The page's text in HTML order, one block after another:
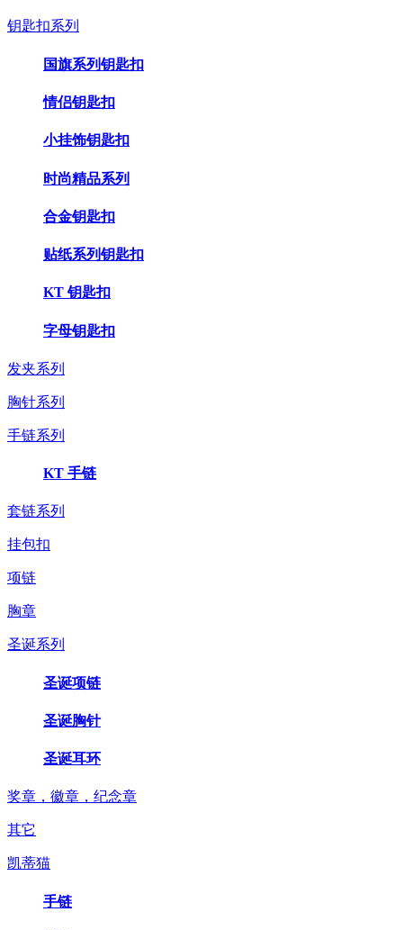
钥匙扣系列
国旗系列钥匙扣
情侣钥匙扣
小挂饰钥匙扣
时尚精品系列
合金钥匙扣
贴纸系列钥匙扣
KT 钥匙扣
字母钥匙扣
发夹系列
胸针系列
手链系列
KT 手链
套链系列
挂包扣
项链
胸章
圣诞系列
圣诞项链
圣诞胸针
圣诞耳环
奖章，徽章，纪念章
其它
凯蒂猫
手链